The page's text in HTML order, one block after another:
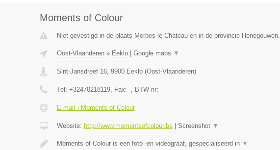
Moments of Colour
Niet gevestigd in de plaats Merbes le Chateau en in de provincie Henegouwen.
Oost-Vlaanderen» Eeklo| Google maps ▼
Sint-Jansdreef 16, 9900 Eeklo(Oost-Vlaanderen)
Tel: +32470218119, Fax: -, BTW-nr: -
E-mail › Moments of Colour
Website: http://www.momentsofcolour.be| Screenshot ▼
Moments of Colour is een foto -en videograaf, gespecialiseerd in ▼